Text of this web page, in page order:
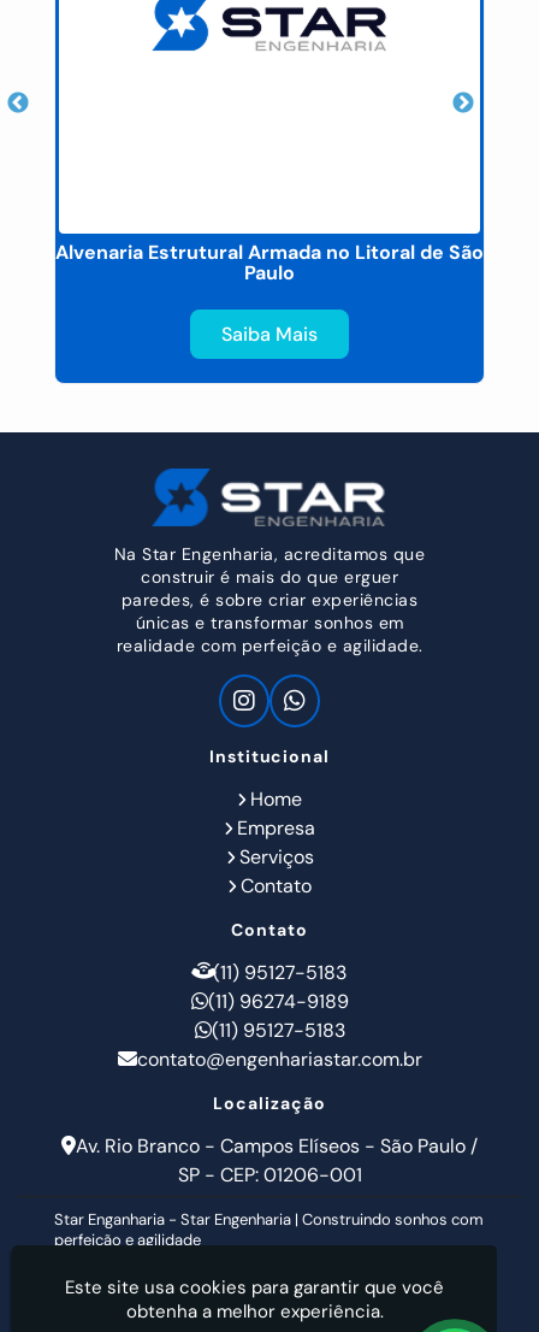
Alvenaria Estrutural Armada no Litoral de São
Paulo
Saiba Mais
Na Star Engenharia, acreditamos que
construir é mais do que erguer
paredes, é sobre criar experiências
únicas e transformar sonhos em
realidade com perfeição e agilidade.
Institucional
Home
Empresa
Serviços
Contato
Contato
(11) 95127-5183
(11) 96274-9189
(11) 95127-5183
contato@engenhariastar.com.br
Localização
Av. Rio Branco - Campos Elíseos - São Paulo /
SP - CEP: 01206-001
Star Enganharia - Star Engenharia | Construindo sonhos com
perfeição e agilidade
Este site usa cookies para garantir que você
obtenha a melhor experiência.